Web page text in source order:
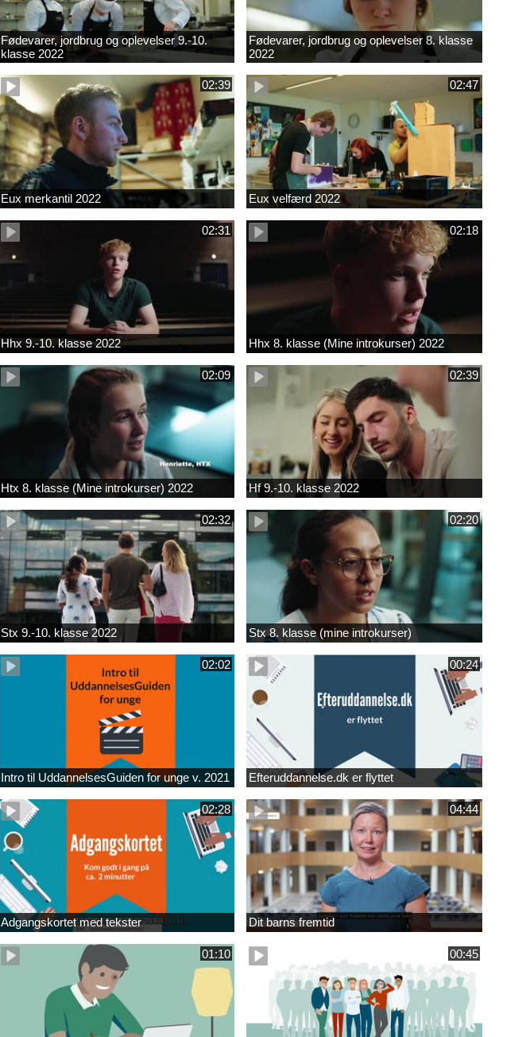
Fødevarer, jordbrug og oplevelser 9.-10.
klasse 2022
Fødevarer, jordbrug og oplevelser 8. klasse
2022
02:39
Eux merkantil 2022
02:47
Eux velfærd 2022
02:31
Hhx 9.-10. klasse 2022
02:18
Hhx 8. klasse (Mine introkurser) 2022
02:09
Htx 8. klasse (Mine introkurser) 2022
02:39
Hf 9.-10. klasse 2022
02:32
Stx 9.-10. klasse 2022
02:20
Stx 8. klasse (mine introkurser)
02:02
Intro til UddannelsesGuiden for unge v. 2021
00:24
Efteruddannelse.dk er flyttet
02:28
Adgangskortet med tekster
04:44
Dit barns fremtid
01:10 00:45